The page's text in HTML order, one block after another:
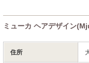
ミューカ ヘアデザイン
住所